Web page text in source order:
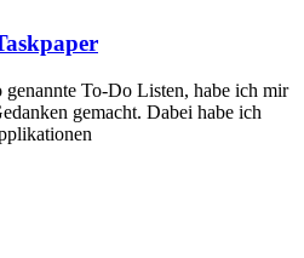
To-Do Listen, habe ich mir
gemacht. Dabei habe ich